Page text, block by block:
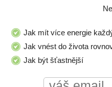
Jak mít více energie
Jak vnést do života
Jak být šťastnější
Stejně tak vitamínů a minerálů
Obdobně si konkretizujeme do
"chemická továrna", ale i